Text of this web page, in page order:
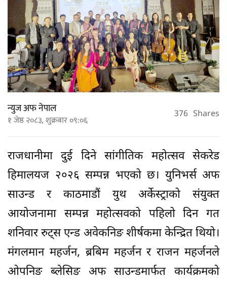
न्युज अफ नेपाल
१ जेष्ठ २०८३, शुक्रबार ०९:०६ 376 Shares
राजधानीमा दुई दिने सांगीतिक महोत्सव सेकरेड
हिमालयज २०२६ सम्पन्न भएको छ। युनिभर्स अफ
साउन्ड र काठमाडौं युथ अर्केस्ट्राको संयुक्त
आयोजनामा सम्पन्न महोत्सवको पहिलो दिन गत
शनिवार रुट्स एन्ड अवेकनिङ शीर्षकमा केन्द्रित थियो।
मंगलमान महर्जन, ब्रबिम महर्जन र राजन महर्जनले
ओपनिङ ब्लेसिङ अफ साउन्डमार्फत कार्यक्रमको